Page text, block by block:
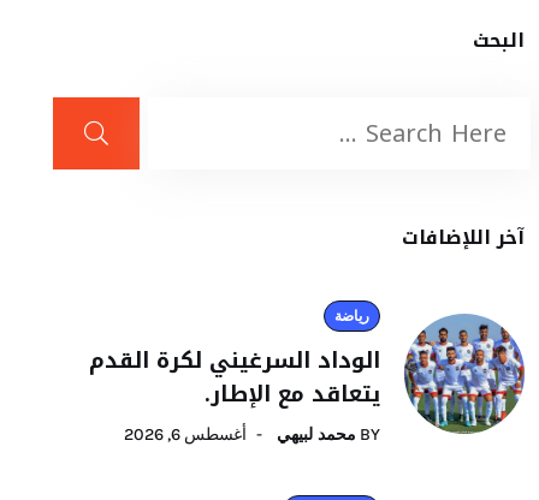
البحث
آخر اللإضافات
رياضة
الوداد السرغيني لكرة القدم
يتعاقد مع الإطار.
BY محمد لبيهي أغسطس 6, 2026